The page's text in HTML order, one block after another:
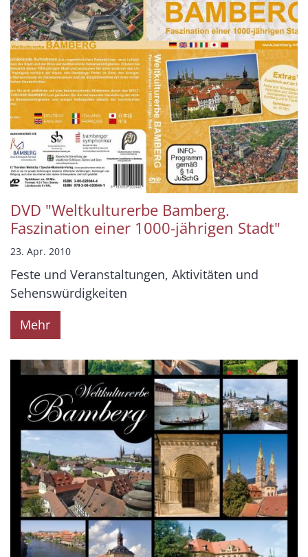
DVD "Weltkulturerbe Bamberg.
Faszination einer 1000-jährigen Stadt"
23. Apr. 2010
Feste und Veranstaltungen, Aktivitäten und
Sehenswürdigkeiten
Mehr